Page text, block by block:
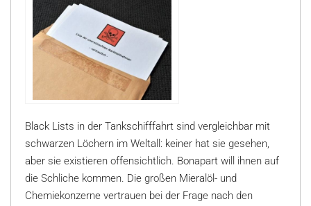
Black Lists in der Tankschifffahrt sind vergleichbar mit
schwarzen Löchern im Weltall: keiner hat sie gesehen,
aber sie existieren offensichtlich. Bonapart will ihnen auf
die Schliche kommen. Die großen Mieralöl- und
Chemiekonzerne vertrauen bei der Frage nach den